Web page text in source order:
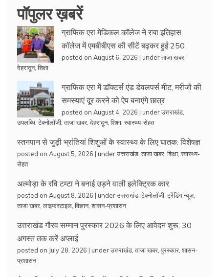
पॉपुलर ख़बरें
ग्राफिक एरा मेडिकल कॉलेज ने रचा इतिहास,
कॉलेज में एमबीबीएस की सीटें बढ़कर हुईं 250
posted on August 6, 2026 | underताजा खबर
देहरादून, शिक्षा
ग्राफिक एरा में डॉक्टर्स एंड डेवलपर्स मीट, मरीजों की
समस्याएं दूर करने को ऐप बनाएंगे छात्र
posted on August 4, 2026 | underउत्तराखंड
उपलब्धि टेक्नोलॉजी ताजा खबर देहरादून, शिक्षा स्वास्थ्य-सेहत
स्तनपान से जुड़ी भ्रांतियां शिशुओं के स्वास्थ्य के लिए घातक: विशेषज्ञ
posted on August 5, 2026 | underउत्तराखंड ताजा खबर शिक्षा स्वास्थ्य-
सेहत
अल्मोड़ा के रवि टम्टा ने बनाई उड़ने वाली इलेक्ट्रिक कार
posted on August 8, 2026 | underउत्तराखंड टेक्नोलॉजी ट्रेंडिंग न्यूज़,
ताजा खबर लाइफस्टाइल विज्ञान, शासन-प्रशासन
उत्तराखंड गौरव सम्मान पुरस्कार 2026 के लिए आवेदन शुरू, 30
अगस्त तक करें अप्लाई
posted on July 28, 2026 | underउत्तराखंड ताजा खबर पुरस्कार शासन-
प्रशासन